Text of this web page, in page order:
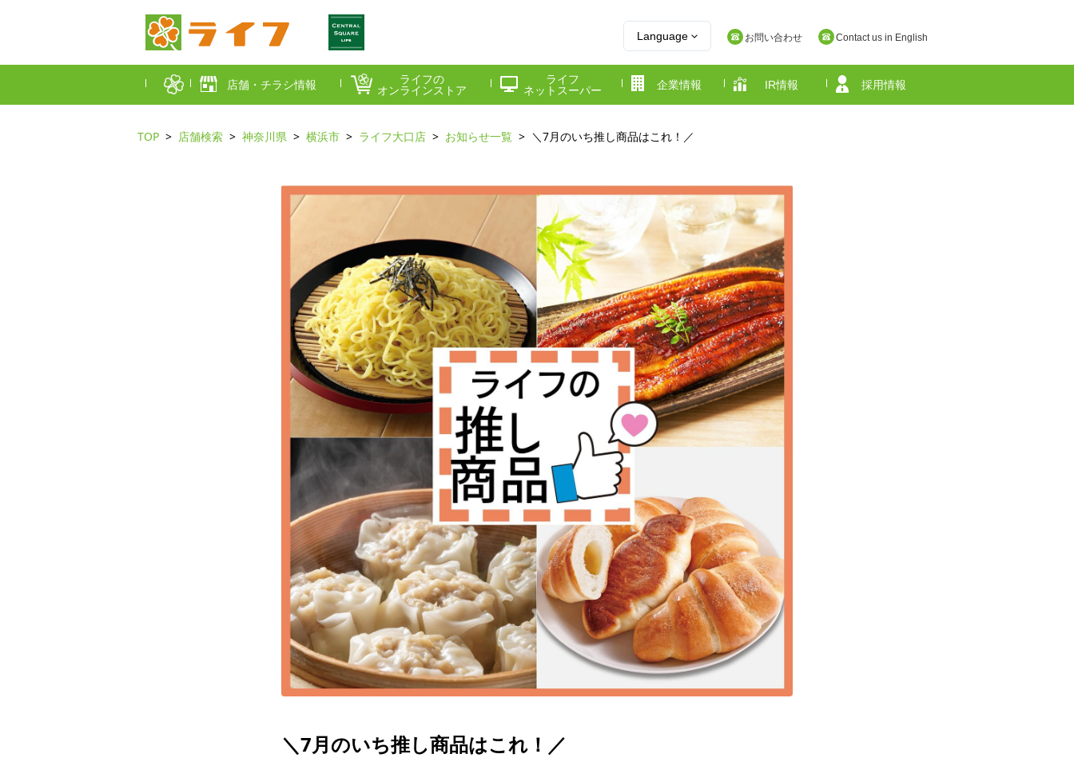
Language お問い合わせ Contact us in English
店舗・チラシ情報
兵庫県 奈良県
ライフの
オンラインストア
ライフ
ネットスーパー
企業情報 IR情報 採用情報
TOP 店舗検索 神奈川県 横浜市 ライフ大口店 お知らせ一覧 ＼7月のいち推し商品はこれ！／
＼7月のいち推し商品はこれ！／